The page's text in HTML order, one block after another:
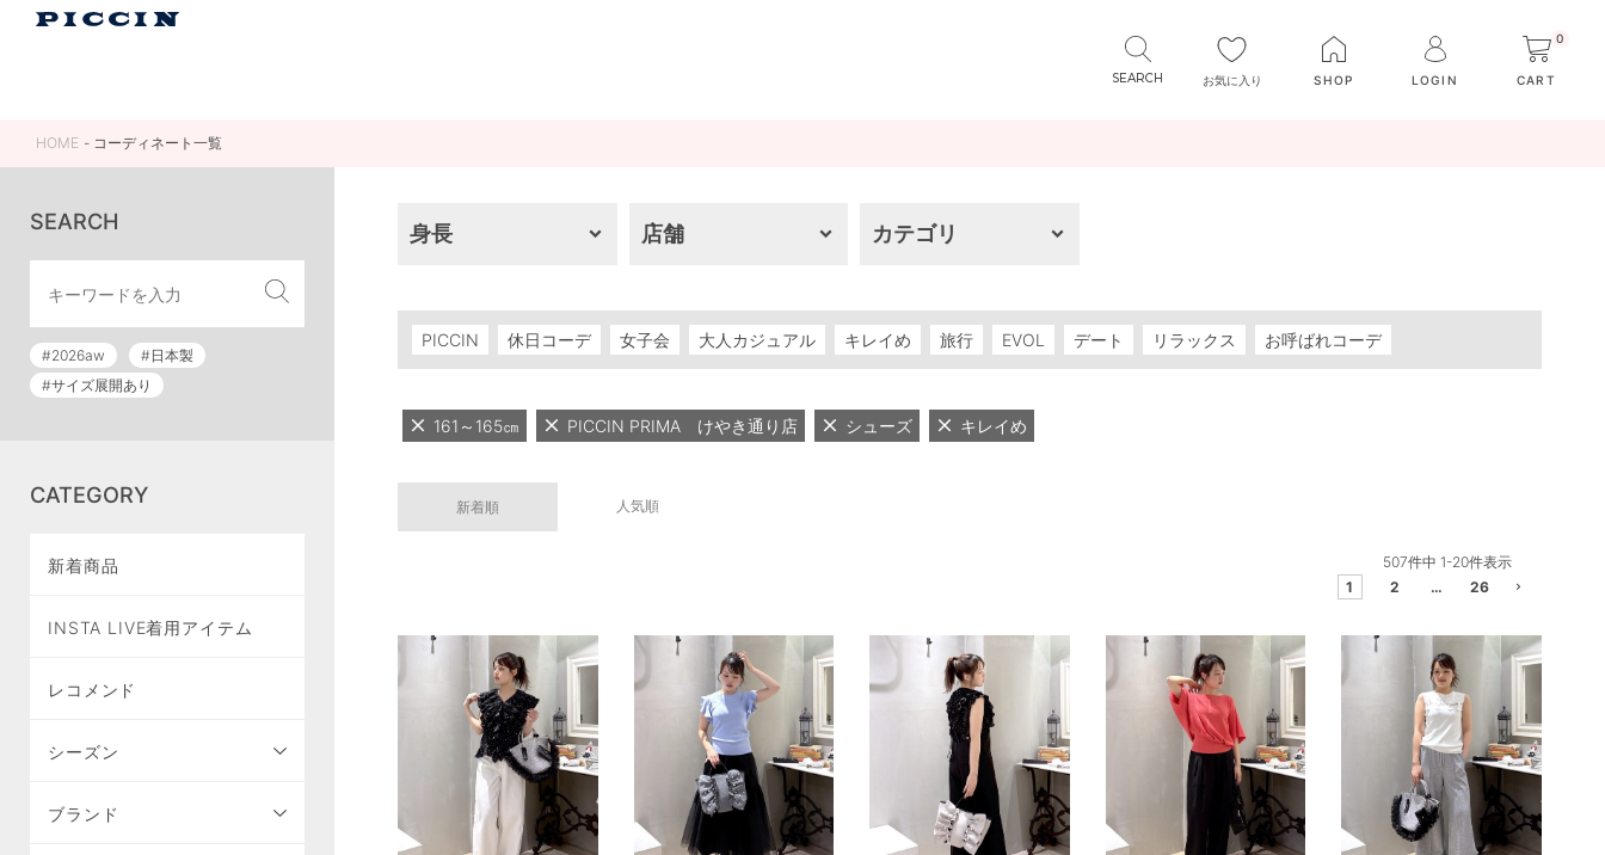
お気に入り SHOP LOGIN
0
CART
HOME コーディネート一覧
SEARCH
#2026aw
#日本製
#サイズ展開あり
CATEGORY
新着商品
INSTA LIVE着用アイテム
レコメンド
シーズン
ブランド
身長 店舗 カテゴリ
PICCIN 休日コーデ 女子会 大人カジュアル キレイめ 旅行 EVOL デート リラックス お呼ばれコーデ
161～165㎝ PICCIN PRIMA けやき通り店 シューズ キレイめ
新着順 人気順
507件中 1-20件表示
1
2 … 26